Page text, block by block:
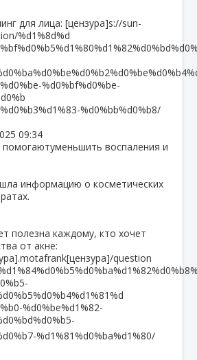
для лица: [цензура]s://sun-
%d1%8d%d
%d0%bf%d0%be-
%d0%bb%d0%b8/
09:34
помогаютуменьшить воспаления и
информацию о косметических
полезна каждому, кто хочет
от акне:
question
%d0%be%d1%82-
0%b5-
%d1%81%d0%ba%d1%80/